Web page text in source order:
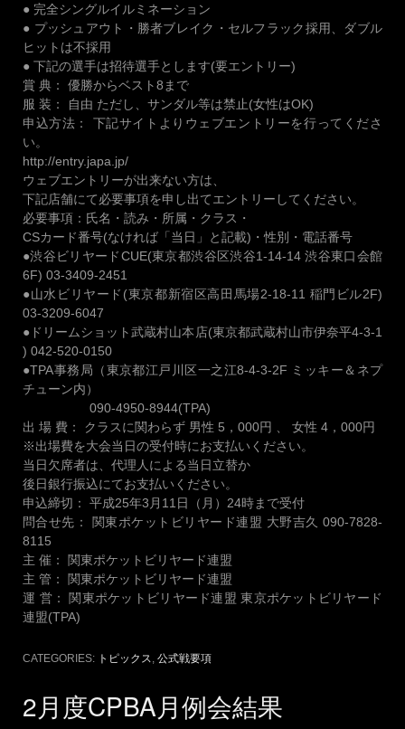
● 完全シングルイルミネーション
● プッシュアウト・勝者ブレイク・セルフラック採用、ダブル
ヒットは不採用
● 下記の選手は招待選手とします(要エントリー)
賞 典： 優勝からベスト8まで
服 装： 自由 ただし、サンダル等は禁止(女性はOK)
申込方法： 下記サイトよりウェブエントリーを行ってくださ
い。
http://entry.japa.jp/
ウェブエントリーが出来ない方は、
下記店舗にて必要事項を申し出てエントリーしてください。
必要事項：氏名・読み・所属・クラス・
CSカード番号(なければ「当日」と記載)・性別・電話番号
●渋谷ビリヤードCUE(東京都渋谷区渋谷1-14-14 渋谷東口会館
6F) 03-3409-2451
●山水ビリヤード(東京都新宿区高田馬場2-18-11 稲門ビル2F)
03-3209-6047
●ドリームショット武蔵村山本店(東京都武蔵村山市伊奈平4-3-1
) 042-520-0150
●TPA事務局（東京都江戸川区一之江8-4-3-2F ミッキー＆ネプ
チューン内）
090-4950-8944(TPA)
出 場 費： クラスに関わらず 男性 5，000円 、 女性 4，000円
※出場費を大会当日の受付時にお支払いください。
当日欠席者は、代理人による当日立替か
後日銀行振込にてお支払いください。
申込締切： 平成25年3月11日（月）24時まで受付
問合せ先： 関東ポケットビリヤード連盟 大野吉久 090-7828-
8115
主 催： 関東ポケットビリヤード連盟
主 管： 関東ポケットビリヤード連盟
運 営： 関東ポケットビリヤード連盟 東京ポケットビリヤード
連盟(TPA)
CATEGORIES: トピックス 公式戦要項
2月度CPBA月例会結果